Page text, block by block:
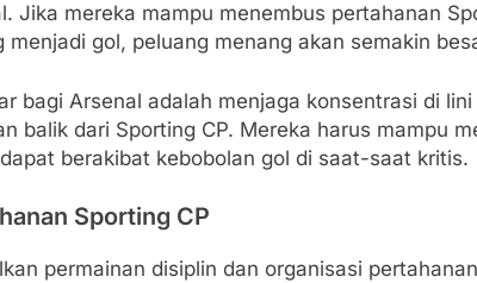
Jika mereka mampu menembus pertahanan
gol, peluang menang akan semakin
bagi Arsenal adalah menjaga konsentrasi di
balik dari Sporting CP. Mereka harus mampu
berakibat kebobolan gol di saat-saat kritis.
Sporting CP
permainan disiplin dan organisasi